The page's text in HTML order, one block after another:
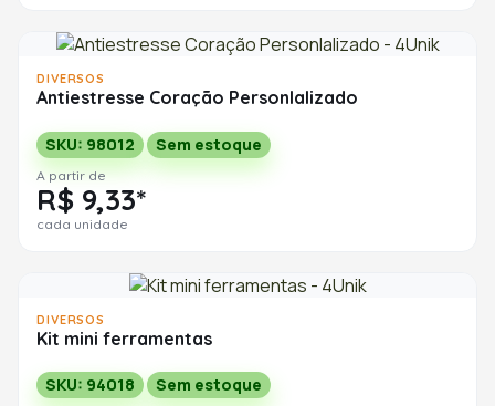
DIVERSOS
Antiestresse Coração Personlalizado
SKU: 98012 Sem estoque
A partir de
R$ 9,33*
cada unidade
DIVERSOS
Kit mini ferramentas
SKU: 94018 Sem estoque